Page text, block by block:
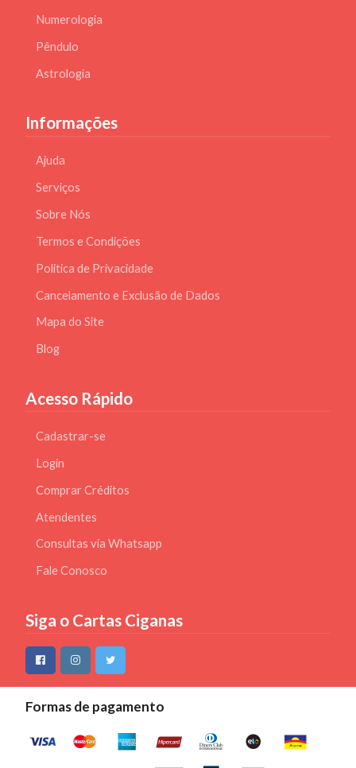
Numerologia
Pêndulo
Astrologia
Informações
Ajuda
Serviços
Sobre Nós
Termos e Condições
Politica de Privacidade
Cancelamento e Exclusão de Dados
Mapa do Site
Blog
Acesso Rápido
Cadastrar-se
Login
Comprar Créditos
Atendentes
Consultas via Whatsapp
Fale Conosco
Siga o Cartas Ciganas
Formas de pagamento